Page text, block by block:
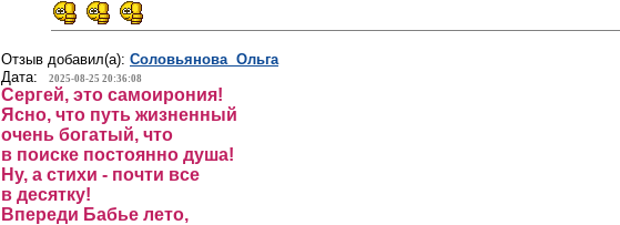
Отзыв добавил(а): Соловьянова Ольга
Дата:
2025-08-25 20:36:08
Сергей, это самоирония!
Ясно, что путь жизненный
очень богатый, что
в поиске постоянно душа!
Ну, а стихи - почти все
в десятку!
Впереди Бабье лето,